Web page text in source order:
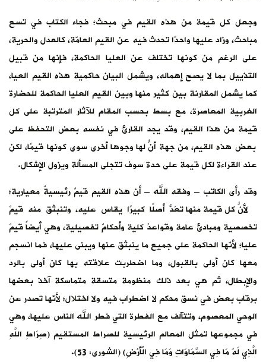
وجعل كل قيمة من هذه القيم في مبحث؛ فجاء الكتاب في تسع
مباحث، وزاد عليها واحدًا تحدث فيه عن القيم العامّة، كالعدل والحرية،
على الرغم من كونها تختلف عن العليا الحاكمة، فإنها من قبيل
التذييل بما لا يصح إهماله، ويشمل البيان حاكمية هذه القيم العيا،
كما يشمل المقارنة بين كثير منها وبين القيم العليا الحاكمة للحضارة
الغربية المعاصرة، مع بسط بحسب المقام للآثار المترتبة على كل
قيمة من هذا القيم، وقد يجد القارئ في نفسه بعض التحفظ على
بعض هذه القيم، من جهة أنّ لها وجوهًا أخرى سوى كونها قيمًا، لكن
عند القراءة لكل قيمة على حدة سوف تتجلى المسألة ويزول الإشكال.
وقد رأى الكاتب – وفقه الله – أن هذه القيم قيمٌ رئيسيةٌ معيارية؛
لأنّ كل قيمة منها تُعَدُّ أصلًا كبيرًا يقاس عليه، وتنبثق منه قيمٌ
تخصصية ومبادئُ عامة وقواعدُ كلية وأحكامٌ تفصيلية، وهي أيضاً قيمٌ
عليا؛ لأنّها الحاكمة على جميع ما ينبثق عنها ويبنى عليها، فما انسجم
معها كان أولى بالقبول، وما اضطربت علاقته بها كان أولى بالرد
والإبطال، ثم هي بعد ذلك منظومة متسقة متماسكة آخذ بعضها
برقاب بعض في نسق محكم لا اضطراب فيه ولا اختلال؛ لأنّها تصدر عن
الوحي المعصوم، وتتآلف مع الفطرة التي فطر الله الناس عليها، وهي
في مجموعها تمثل المعالم الرئيسية للصراط المستقيم (صِرَاطِ اللَّهِ
الَّذِي لَهُ مَا فِي السَّمَاوَاتِ وَمَا فِي الْأَرْضِ) (الشورى: 53).